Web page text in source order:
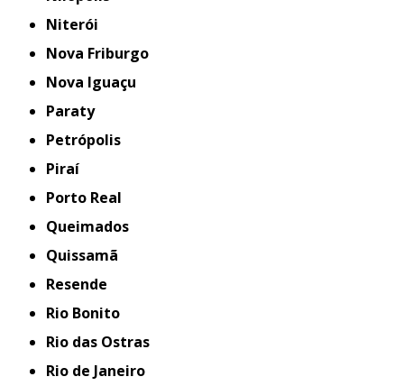
Niterói
Nova Friburgo
Nova Iguaçu
Paraty
Petrópolis
Piraí
Porto Real
Queimados
Quissamã
Resende
Rio Bonito
Rio das Ostras
Rio de Janeiro